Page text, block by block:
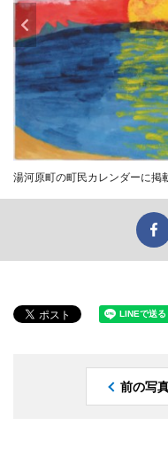
湯河原町の町民カレンダーに掲
前の写